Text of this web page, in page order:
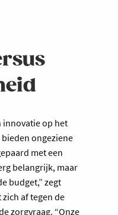
innovatie op het
ongeziene
met een
belangrijk, maar
budget,” zegt
af tegen de
zorgvraag. “Onze